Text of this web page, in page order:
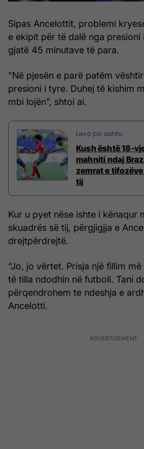
Sipas Ancelottit, problemi
e ekipit për të dalë nga presioni
gjatë 45 minutave të para.
“Në pjesën e parë patëm
presioni i tyre. Duhej të kishim
mbi lojën”, shtoi ai.
Kush është 18-
mahniti ndaj
zemrat e
tij
Kur u pyet nëse ishte i kënaqur
skuadrës së tij, përgjigjja e
drejtpërdrejtë.
“Jo, jo vërtet. Prisja një fillim
të tilla ndodhin në futboll. Tani
përqendrohem te ndeshja e
Ancelotti.